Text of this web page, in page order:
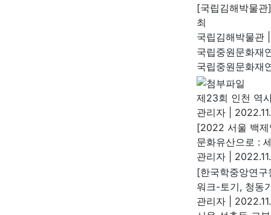
[국립김해박물
최
국립김해박물관
국립중원문화재
국립중원문화재
제23회 인천 역
관리자
[2022 서울 백제
문화유산으로 :
관리자
[한국학중앙연
워크-토기, 청동
관리자